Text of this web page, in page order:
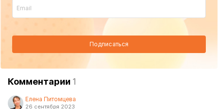
Подписаться
Комментарии 1
Елена Питомцева
26 сентября 2023